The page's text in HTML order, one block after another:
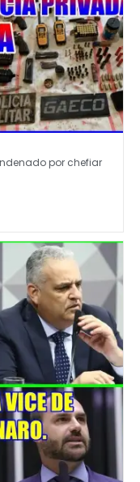
por chefiar